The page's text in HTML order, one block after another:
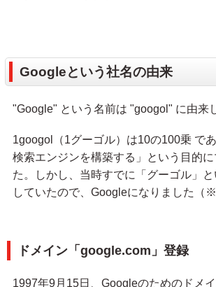
Googleという社名の由来
"Google" という名前は "googol" に由来
1googol（1グーゴル）は10の100乗 で
検索エンジンを構築する」という目的
た。しかし、当時すでに「グーゴル」
していたので、Googleになりました（※
ドメイン「google.com」登録
1997年9月15日、Googleのためのドメ